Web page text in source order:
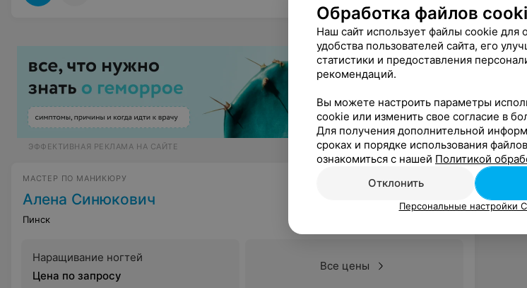
ЭФФЕКТИВНАЯ РЕКЛАМА НА САЙТЕ
МАСТЕР ПО МАНИКЮРУ
Алена Синюкович
Пинск
Наращивание ногтей
Цена по запросу
Все цены
Обработка файлов
Наш сайт использует файлы cookie для
удобства пользователей сайта, его
статистики и предоставления
рекомендаций.
Вы можете настроить параметры
cookie или изменить свое согласие в
Для получения дополнительной
сроках и порядке использования
ознакомиться с нашей Политикой
Отклонить
Персональные настройки